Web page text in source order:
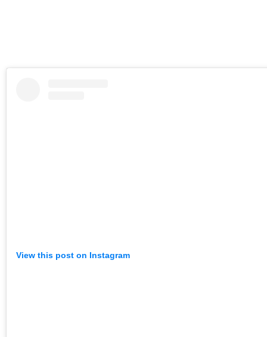
View this post on Instagram